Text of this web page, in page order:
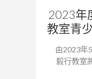
2023年
教室青
由2023年
毅行教室